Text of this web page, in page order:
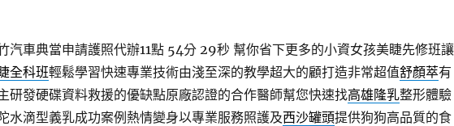
汽車典當申請護照代辦11點 54分 29秒幫你省下更多的小資女孩美睫先修班讓
全科班輕鬆學習快速專業技術由淺至深的教學超大的顧打造非常超值舒顏萃有
研發硬碟資料救援的優缺點原廠認證的合作醫師幫您快速找高雄隆乳整形體驗
水滴型義乳成功案例熱情變身以專業服務照護及西沙罐頭提供狗狗高品質的食